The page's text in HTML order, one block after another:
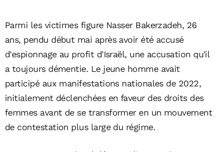
Parmi les victimes figure Nasser Bakerzadeh, 26
ans, pendu début mai après avoir été accusé
d'espionnage au profit d'Israël, une accusation qu'il
a toujours démentie. Le jeune homme avait
participé aux manifestations nationales de 2022,
initialement déclenchées en faveur des droits des
femmes avant de se transformer en un mouvement
de contestation plus large du régime.